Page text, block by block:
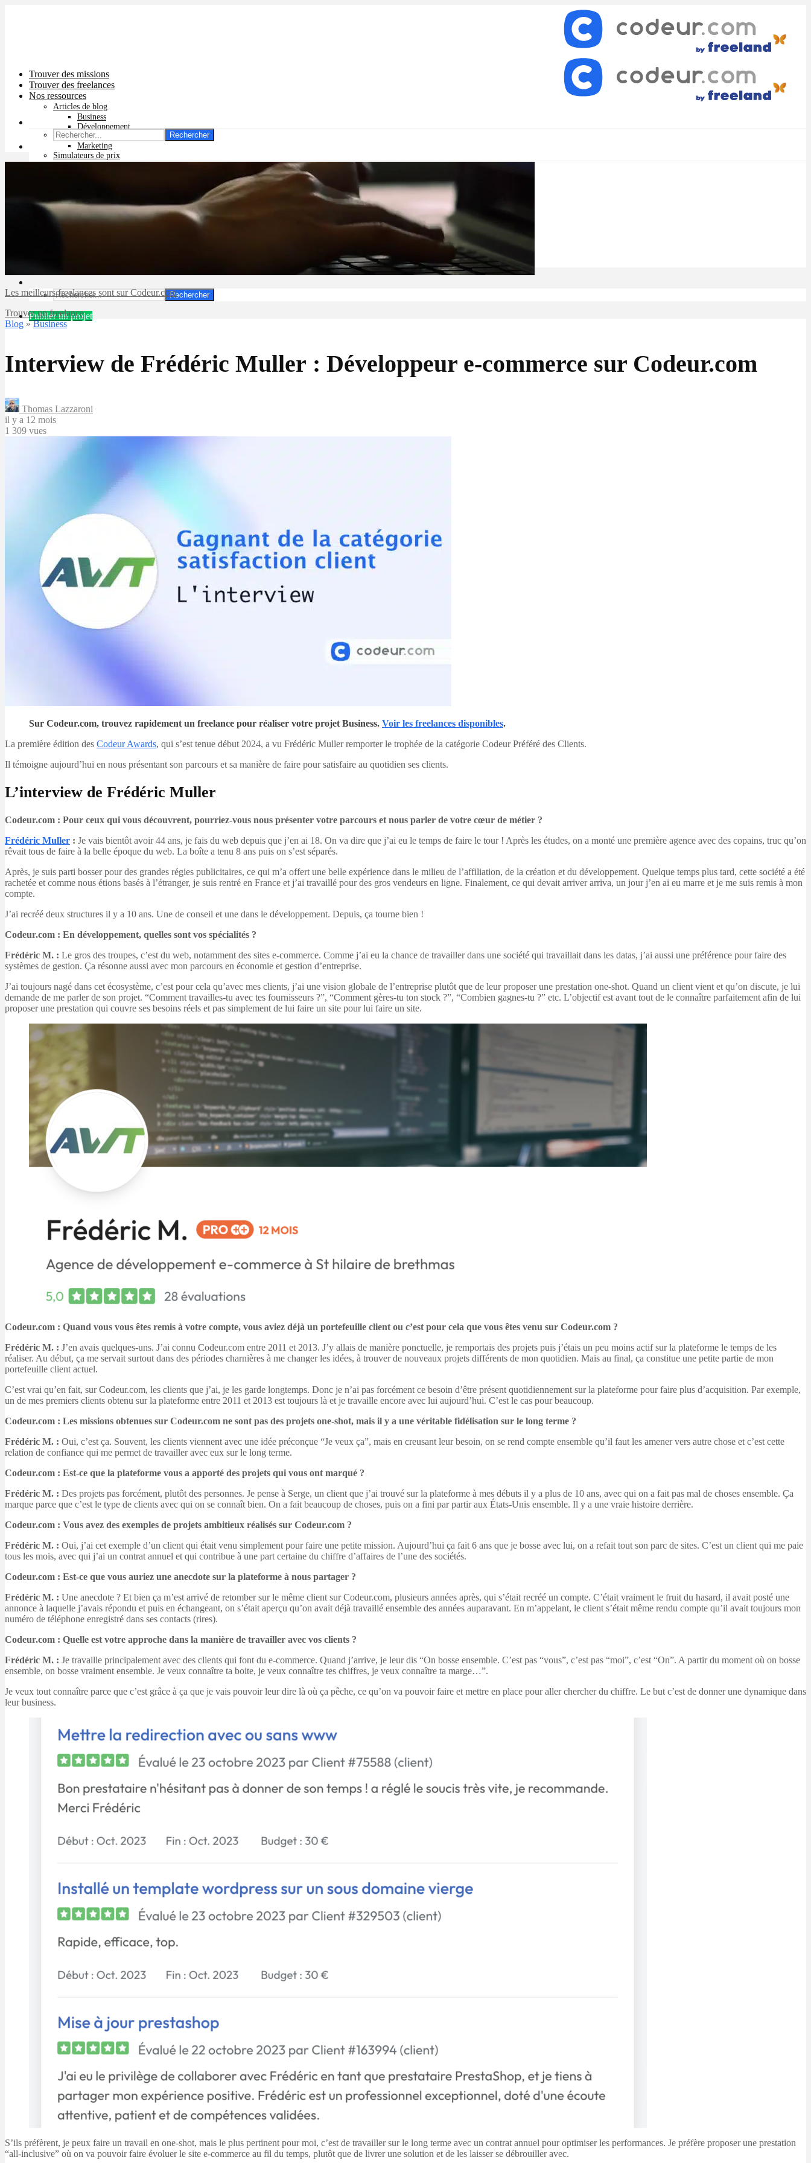
Trouver des missions
Trouver des freelances
Nos ressources
Articles de blog
Business
Développement
Graphisme
Marketing
Simulateurs de prix
Prix pub Instagram
Prix logiciel
Prix chatbot
Rechercher
Publier un projet
Rechercher
Les meilleurs freelances sont sur Codeur.com
Trouver un freelance
Blog »Business
Interview de Frédéric Muller : Développeur e-commerce sur Codeur.com
Thomas Lazzaroni
il y a 12 mois
1 309 vues
Sur Codeur.com, trouvez rapidement un freelance pour réaliser votre projet Business. Voir les freelances disponibles.
La première édition des Codeur Awards, qui s’est tenue début 2024, a vu Frédéric Muller remporter le trophée de la catégorie Codeur Préféré des Clients.
Il témoigne aujourd’hui en nous présentant son parcours et sa manière de faire pour satisfaire au quotidien ses clients.
L’interview de Frédéric Muller
Codeur.com : Pour ceux qui vous découvrent, pourriez-vous nous présenter votre parcours et nous parler de votre cœur de métier ?
Frédéric Muller : Je vais bientôt avoir 44 ans, je fais du web depuis que j’en ai 18. On va dire que j’ai eu le temps de faire le tour ! Après les études, on a monté une première agence avec des copains, truc qu’on
rêvait tous de faire à la belle époque du web. La boîte a tenu 8 ans puis on s’est séparés.
Après, je suis parti bosser pour des grandes régies publicitaires, ce qui m’a offert une belle expérience dans le milieu de l’affiliation, de la création et du développement. Quelque temps plus tard, cette société a été
rachetée et comme nous étions basés à l’étranger, je suis rentré en France et j’ai travaillé pour des gros vendeurs en ligne. Finalement, ce qui devait arriver arriva, un jour j’en ai eu marre et je me suis remis à mon
compte.
J’ai recréé deux structures il y a 10 ans. Une de conseil et une dans le développement. Depuis, ça tourne bien !
Codeur.com : En développement, quelles sont vos spécialités ?
Frédéric M. : Le gros des troupes, c’est du web, notamment des sites e-commerce. Comme j’ai eu la chance de travailler dans une société qui travaillait dans les datas, j’ai aussi une préférence pour faire des
systèmes de gestion. Ça résonne aussi avec mon parcours en économie et gestion d’entreprise.
J’ai toujours nagé dans cet écosystème, c’est pour cela qu’avec mes clients, j’ai une vision globale de l’entreprise plutôt que de leur proposer une prestation one-shot. Quand un client vient et qu’on discute, je lui
demande de me parler de son projet. “Comment travailles-tu avec tes fournisseurs ?”, “Comment gères-tu ton stock ?”, “Combien gagnes-tu ?” etc. L’objectif est avant tout de le connaître parfaitement afin de lui
proposer une prestation qui couvre ses besoins réels et pas simplement de lui faire un site pour lui faire un site.
Codeur.com : Quand vous vous êtes remis à votre compte, vous aviez déjà un portefeuille client ou c’est pour cela que vous êtes venu sur Codeur.com ?
Frédéric M. : J’en avais quelques-uns. J’ai connu Codeur.com entre 2011 et 2013. J’y allais de manière ponctuelle, je remportais des projets puis j’étais un peu moins actif sur la plateforme le temps de les
réaliser. Au début, ça me servait surtout dans des périodes charnières à me changer les idées, à trouver de nouveaux projets différents de mon quotidien. Mais au final, ça constitue une petite partie de mon
portefeuille client actuel.
C’est vrai qu’en fait, sur Codeur.com, les clients que j’ai, je les garde longtemps. Donc je n’ai pas forcément ce besoin d’être présent quotidiennement sur la plateforme pour faire plus d’acquisition. Par exemple,
un de mes premiers clients obtenu sur la plateforme entre 2011 et 2013 est toujours là et je travaille encore avec lui aujourd’hui. C’est le cas pour beaucoup.
Codeur.com : Les missions obtenues sur Codeur.com ne sont pas des projets one-shot, mais il y a une véritable fidélisation sur le long terme ?
Frédéric M. : Oui, c’est ça. Souvent, les clients viennent avec une idée préconçue “Je veux ça”, mais en creusant leur besoin, on se rend compte ensemble qu’il faut les amener vers autre chose et c’est cette
relation de confiance qui me permet de travailler avec eux sur le long terme.
Codeur.com : Est-ce que la plateforme vous a apporté des projets qui vous ont marqué ?
Frédéric M. : Des projets pas forcément, plutôt des personnes. Je pense à Serge, un client que j’ai trouvé sur la plateforme à mes débuts il y a plus de 10 ans, avec qui on a fait pas mal de choses ensemble. Ça
marque parce que c’est le type de clients avec qui on se connaît bien. On a fait beaucoup de choses, puis on a fini par partir aux États-Unis ensemble. Il y a une vraie histoire derrière.
Codeur.com : Vous avez des exemples de projets ambitieux réalisés sur Codeur.com ?
Frédéric M. : Oui, j’ai cet exemple d’un client qui était venu simplement pour faire une petite mission. Aujourd’hui ça fait 6 ans que je bosse avec lui, on a refait tout son parc de sites. C’est un client qui me paie
tous les mois, avec qui j’ai un contrat annuel et qui contribue à une part certaine du chiffre d’affaires de l’une des sociétés.
Codeur.com : Est-ce que vous auriez une anecdote sur la plateforme à nous partager ?
Frédéric M. : Une anecdote ? Et bien ça m’est arrivé de retomber sur le même client sur Codeur.com, plusieurs années après, qui s’était recréé un compte. C’était vraiment le fruit du hasard, il avait posté une
annonce à laquelle j’avais répondu et puis en échangeant, on s’était aperçu qu’on avait déjà travaillé ensemble des années auparavant. En m’appelant, le client s’était même rendu compte qu’il avait toujours mon
numéro de téléphone enregistré dans ses contacts (rires).
Codeur.com : Quelle est votre approche dans la manière de travailler avec vos clients ?
Frédéric M. : Je travaille principalement avec des clients qui font du e-commerce. Quand j’arrive, je leur dis “On bosse ensemble. C’est pas “vous”, c’est pas “moi”, c’est “On”. A partir du moment où on bosse
ensemble, on bosse vraiment ensemble. Je veux connaître ta boite, je veux connaître tes chiffres, je veux connaître ta marge…”.
Je veux tout connaître parce que c’est grâce à ça que je vais pouvoir leur dire là où ça pêche, ce qu’on va pouvoir faire et mettre en place pour aller chercher du chiffre. Le but c’est de donner une dynamique dans
leur business.
S’ils préfèrent, je peux faire un travail en one-shot, mais le plus pertinent pour moi, c’est de travailler sur le long terme avec un contrat annuel pour optimiser les performances. Je préfère proposer une prestation
“all-inclusive” où on va pouvoir faire évoluer le site e-commerce au fil du temps, plutôt que de livrer une solution et de les laisser se débrouiller avec.